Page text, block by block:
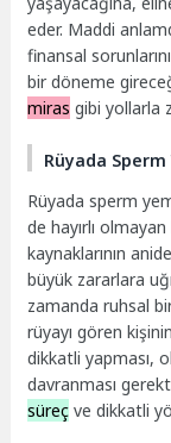
eder. Maddi
finansal
bir döneme
miras gibi yollarla
Rüyada
Rüyada sperm
de hayırlı
kaynaklarının
büyük zararlara
zamanda ruhsal
rüyayı gören
dikkatli yapması,
davranması
süreç ve dikkatli